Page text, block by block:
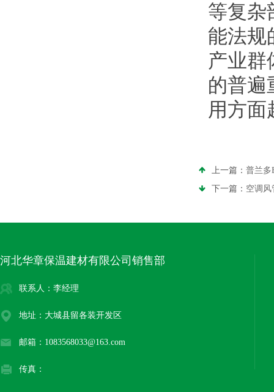
等复
能法规
产业群
的普遍
用方面
上一篇： 普兰多
下一篇： 空调风
河北华章保温建材有限公司销售部
联系人：李经理
地址：大城县留各装开发区
邮箱：1083568033@163.com
传真：